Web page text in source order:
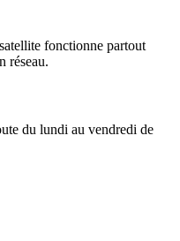
fonctionne partout
réseau.
du lundi au vendredi de